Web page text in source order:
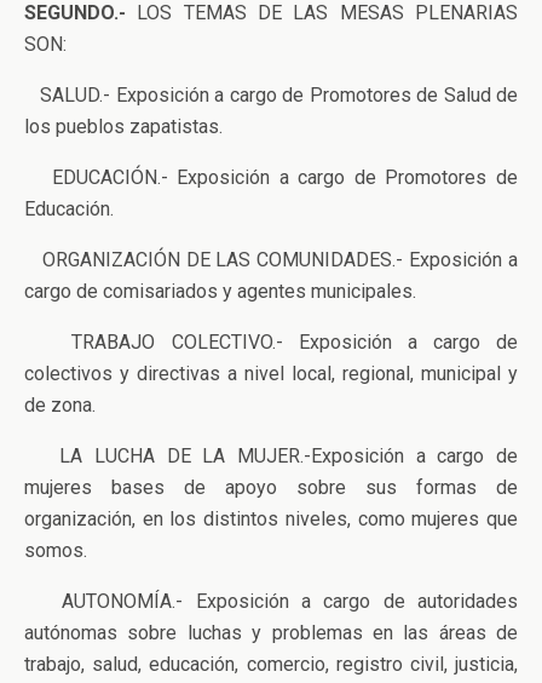
SEGUNDO.- LOS TEMAS DE LAS MESAS PLENARIAS
SON:
SALUD.- Exposición a cargo de Promotores de Salud de
los pueblos zapatistas.
EDUCACIÓN.- Exposición a cargo de Promotores de
Educación.
ORGANIZACIÓN DE LAS COMUNIDADES.- Exposición a
cargo de comisariados y agentes municipales.
TRABAJO COLECTIVO.- Exposición a cargo de
colectivos y directivas a nivel local, regional, municipal y
de zona.
LA LUCHA DE LA MUJER.-Exposición a cargo de
mujeres bases de apoyo sobre sus formas de
organización, en los distintos niveles, como mujeres que
somos.
AUTONOMÍA.- Exposición a cargo de autoridades
autónomas sobre luchas y problemas en las áreas de
trabajo, salud, educación, comercio, registro civil, justicia,